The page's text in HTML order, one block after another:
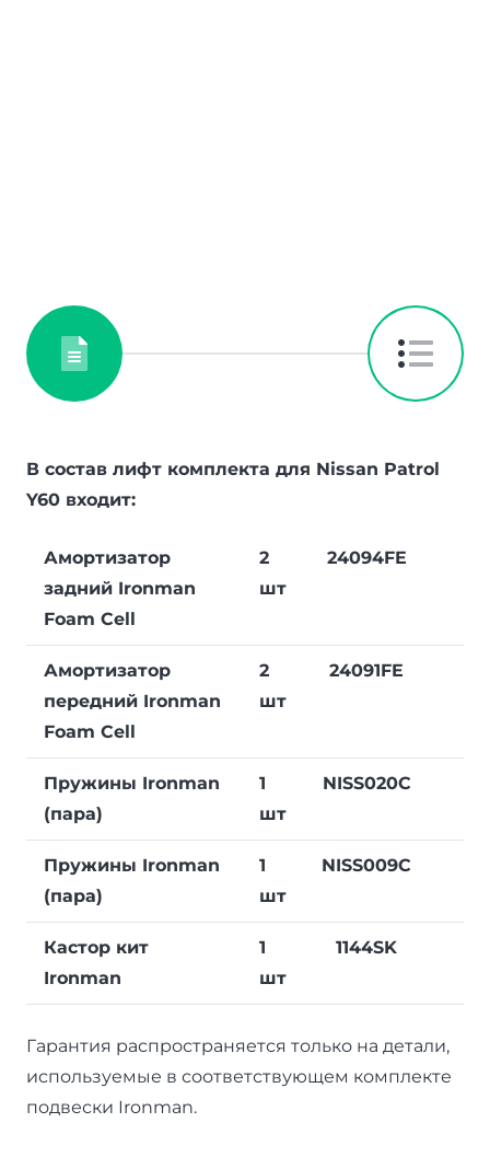
В состав лифт комплекта для Nissan Patrol
Y60 входит:
Амортизатор
задний Ironman
Foam Cell
2
шт
24094FE
Амортизатор
передний Ironman
Foam Cell
2
шт
24091FE
Пружины Ironman
(пара)
1
шт
NISS020C
Пружины Ironman
(пара)
1
шт
NISS009C
Кастор кит
Ironman
1
шт
1144SK
Гарантия распространяется только на детали,
используемые в соответствующем комплекте
подвески Ironman.